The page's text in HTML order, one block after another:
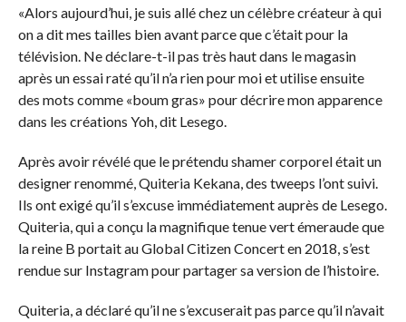
«Alors aujourd’hui, je suis allé chez un célèbre créateur à qui
on a dit mes tailles bien avant parce que c’était pour la
télévision. Ne déclare-t-il pas très haut dans le magasin
après un essai raté qu’il n’a rien pour moi et utilise ensuite
des mots comme «boum gras» pour décrire mon apparence
dans les créations Yoh, dit Lesego.
Après avoir révélé que le prétendu shamer corporel était un
designer renommé, Quiteria Kekana, des tweeps l’ont suivi.
Ils ont exigé qu’il s’excuse immédiatement auprès de Lesego.
Quiteria, qui a conçu la magnifique tenue vert émeraude que
la reine B portait au Global Citizen Concert en 2018, s’est
rendue sur Instagram pour partager sa version de l’histoire.
Quiteria, a déclaré qu’il ne s’excuserait pas parce qu’il n’avait